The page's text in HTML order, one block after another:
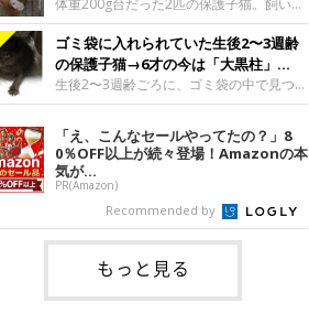
さんは、公園の
ト）。こちらは、お迎え翌日に撮影された
一枚。ゴハンをお腹いっぱい食べたむうち
ゃんは眠くなり、飼い主さん夫婦のベッド
でうとうとし始めたのだとか。飼い主さ
紹介するのは、X（旧Twitter）ユーザー
@Kingponzuさんの愛猫・モモちゃん（取
材時1才）の成長記録です。こちらは、モ
モちゃんが生後1カ月ごろに撮影された一
枚。飼い主さんの自宅マンションの駐輪場
です。子猫時代のモモちゃん。
@Kingponzuその日は気温が35℃を
にほっこり！
体重200g台だった2匹の保護子猫。飼い主
さんの家族になってから6年、ともに成長
するなかで、2匹の関係にも少しずつ変化
が見られました。家族になったばかりの小
さな兄妹猫（写真上から）妹猫・てんちゃ
ん、兄猫・ラムくん。@ten_ramu紹介す
@ten_ramuさんの愛猫・ラムくんとてん
ちゃん（ともに取材時6才）の成長記録で
す。この写真は、お迎えして間もない生後
1カ月半ごろの2匹。当時、ラムくんは260
グラム、てんちゃんは209グラムと、どち
らもとても小さな体でした。2匹
ゴミ袋に入れられていた生後2〜3週齢
の保護子猫→6才の今は「大黒柱」
に！ 美しい黒猫に成長した姿にグッ
とくる
生後2〜3週齢ごろに、ゴミ袋の中で見つか
った小さな命。ミルクから育てられたその
子猫は今、家族に欠かせない存在へと成長
しました。ゴミ袋の中で見つかった、ミニ
モグラのような子猫よちよち歩きをしてい
たころの、生後2〜3週齢ごろのドンちゃ
ん。@doddou_1今回紹介するのは、
X（旧Twitter）ユーザー@doddou_1さん
の愛猫・ドンちゃん（取材時、推定6才／
本名：ドミトリー・ドンスコイ）。ドンち
ゃんは、保護猫でした。ドンちゃんが見つ
かったのは、飼い主さんの姉の勤め先の敷
「え、こんなセールやってたの？」8
0％OFF以上が続々登場！Amazonの本
気が...
PR(Amazon)
Recommended by
もっと見る